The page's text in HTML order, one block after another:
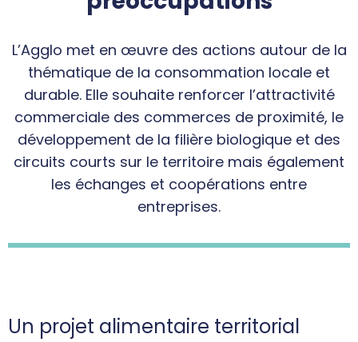
L’Agglo met en œuvre des actions autour de la
thématique de la consommation locale et
durable. Elle souhaite renforcer l’attractivité
commerciale des commerces de proximité, le
développement de la filière biologique et des
circuits courts sur le territoire mais également
les échanges et coopérations entre
entreprises.
Un projet alimentaire territorial